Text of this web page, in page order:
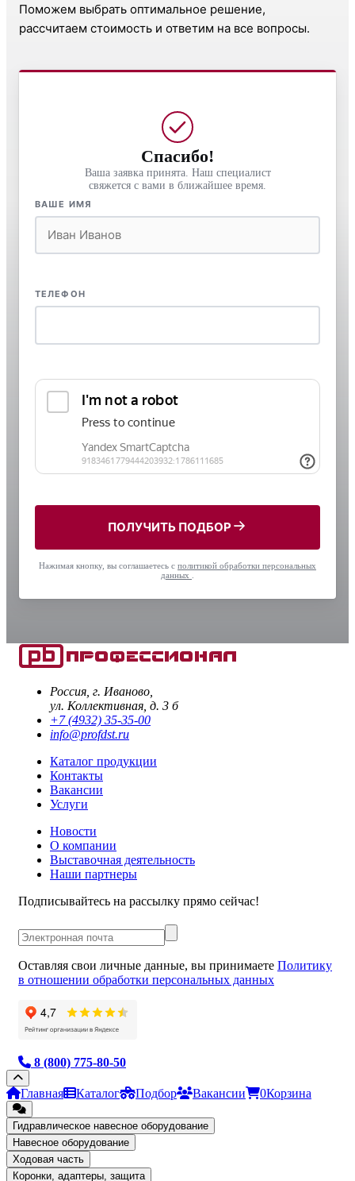
Поможем выбрать оптимальное решение,
рассчитаем стоимость и ответим на все вопросы.
Спасибо!
Ваша заявка принята. Наш специалист
свяжется с вами в ближайшее время.
ВАШЕ ИМЯ
ТЕЛЕФОН
ПОЛУЧИТЬ ПОДБОР
Нажимая кнопку, вы соглашаетесь с политикой обработки персональных
данных
Россия, г. Иваново,
ул. Коллективная, д. 3 б
+7 (4932) 35-35-00
info@profdst.ru
Каталог продукции
Контакты
Вакансии
Услуги
Новости
О компании
Выставочная деятельность
Наши партнеры
Подписывайтесь на рассылку прямо сейчас!
Оставляя свои личные данные, вы принимаете Политику
в отношении обработки персональных данных
8 (800) 775-80-50
Главная Каталог Подбор Вакансии 0Корзина
Гидравлическое навесное оборудование
Навесное оборудование
Ходовая часть
Коронки, адаптеры, защита